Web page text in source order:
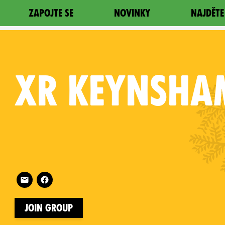
ZAPOJTE SE NOVINKY
XR
Follow XR Keynsham on
Join Group